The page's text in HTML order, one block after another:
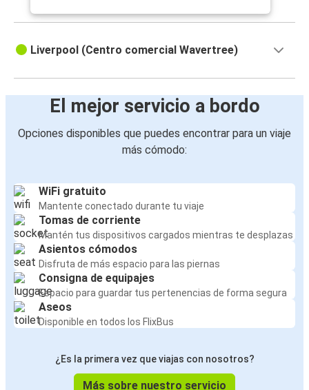
Liverpool (Centro comercial Wavertree)
El mejor servicio a bordo
Opciones disponibles que puedes encontrar para un viaje
más cómodo:
WiFi gratuito
Mantente conectado durante tu viaje
Tomas de corriente
Mantén tus dispositivos cargados mientras te desplazas
Asientos cómodos
Disfruta de más espacio para las piernas
Consigna de equipajes
Espacio para guardar tus pertenencias de forma segura
Aseos
Disponible en todos los FlixBus
¿Es la primera vez que viajas con nosotros?
Más sobre nuestro servicio